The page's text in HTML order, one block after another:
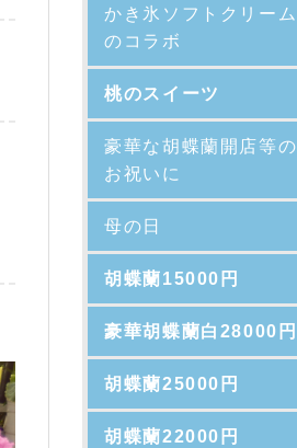
かき氷ソフトクリーム
のコラボ
桃のスイーツ
豪華な胡蝶蘭開店等の
お祝いに
母の日
胡蝶蘭15000円
豪華胡蝶蘭白28000円
胡蝶蘭25000円
胡蝶蘭22000円